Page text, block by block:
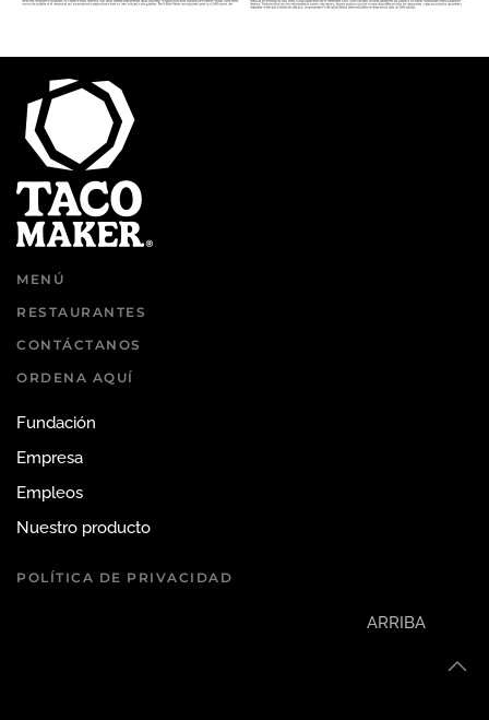
MENÚ
RESTAURANTES
CONTÁCTANOS
ORDENA AQUÍ
Fundación
Empresa
Empleos
Nuestro producto
POLÍTICA DE PRIVACIDAD
ARRIBA